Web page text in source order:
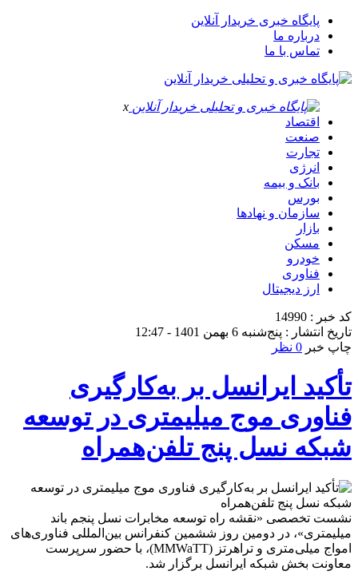
پایگاه خبری خریدار آنلاین
درباره ما
تماس با ما
x
اقتصاد
صنعت
تجارت
انرژی
بانک و بیمه
بورس
سازمان و نهادها
بازار
مسکن
خودرو
فناوری
ارز دیجیتال
کد خبر : 14990
تاریخ انتشار : پنج‌شنبه 6 بهمن 1401 - 12:47
چاپ خبر 0 نظر
تأکید ایرانسل بر به‌کارگیری
فناوری موج میلیمتری در توسعه
شبکه نسل پنج تلفن‌همراه
نشست تخصصی «نقشه راه توسعه مخابرات نسل پنجم باند
میلیمتری»، در دومین روز ششمین کنفرانس بین‌المللی فناوری‌های
امواج میلی‌متری و تراهرتز (MMWaTT)، با حضور سرپرست
معاونت بخش شبکه ایرانسل برگزار شد.